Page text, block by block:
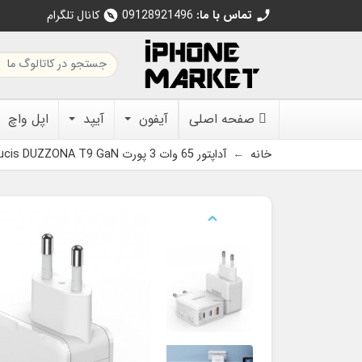
call تماس با ما: 09128921496
explore کانال تلگرام
صفحه اصلی آیفون آیپد اپل واچ
خانه آداپتور 65 وات 3 پورت Dux Ducis DUZZONA T9 GaN
